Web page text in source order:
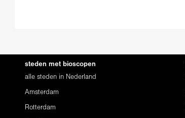
steden met bioscopen
alle steden in Nederland
Amsterdam
Rotterdam